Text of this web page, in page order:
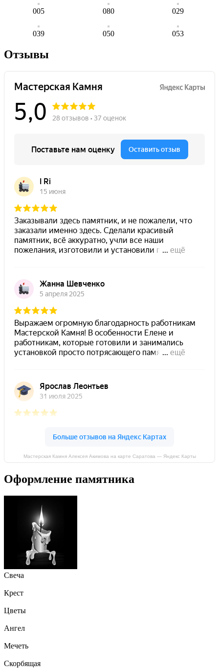
005 080 029
039 050 053
Отзывы
Мастерская Камня Алексея Акимова на карте Саратова — Яндекс Карты
Оформление памятника
Свеча
Крест
Цветы
Ангел
Мечеть
Скорбящая